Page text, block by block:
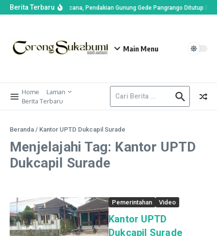
Berita Terbaru
di Alun-alun Suryakencana, Pendakian Gunung Gede Pangrango Ditutup
Main Menu
Home
Laman
Berita Terbaru
Beranda / Kantor UPTD Dukcapil Surade
Menjelajahi Tag: Kantor UPTD
Dukcapil Surade
Pemerintahan Video
Kantor UPTD
Dukcapil Surade